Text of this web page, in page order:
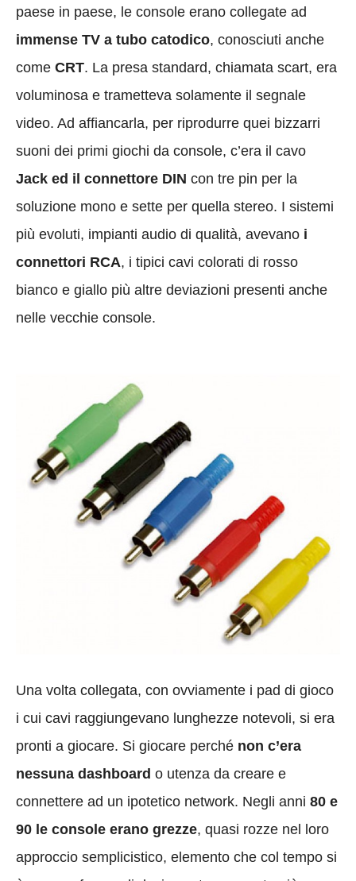
paese in paese, le console erano collegate ad
immense TV a tubo catodico, conosciuti anche
come CRT. La presa standard, chiamata scart, era
voluminosa e trametteva solamente il segnale
video. Ad affiancarla, per riprodurre quei bizzarri
suoni dei primi giochi da console, c’era il cavo
Jack ed il connettore DIN con tre pin per la
soluzione mono e sette per quella stereo. I sistemi
più evoluti, impianti audio di qualità, avevano i
connettori RCA, i tipici cavi colorati di rosso
bianco e giallo più altre deviazioni presenti anche
nelle vecchie console.
Una volta collegata, con ovviamente i pad di gioco
i cui cavi raggiungevano lunghezze notevoli, si era
pronti a giocare. Si giocare perché non c’era
nessuna dashboard o utenza da creare e
connettere ad un ipotetico network. Negli anni 80 e
90 le console erano grezze, quasi rozze nel loro
approccio semplicistico, elemento che col tempo si